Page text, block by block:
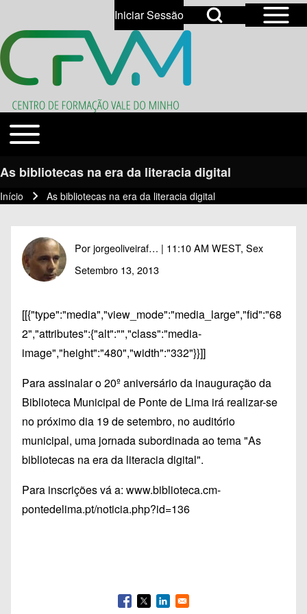
Close search
Search
Open Sidebar
Open Search Block
User account menu
Iniciar SessãoOpen login dialog
Temas
Toggle main menu
As bibliotecas na era da literacia digital
Navegação estrutural
Início As bibliotecas na era da literacia digital
Porjorgeoliveiraf… | 11:10 AM WEST, Sex
Setembro 13, 2013
[[{"type":"media","view_mode":"media_large","fid":"68
2","attributes":{"alt":"","class":"media-
image","height":"480","width":"332"}}]]
Para assinalar o 20º aniversário da inauguração da
Biblioteca Municipal de Ponte de Lima irá realizar-se
no próximo dia 19 de setembro, no auditório
municipal, uma jornada subordinada ao tema "As
bibliotecas na era da literacia digital".
Para inscrições vá a: www.biblioteca.cm-
pontedelima.pt/noticia.php?id=136